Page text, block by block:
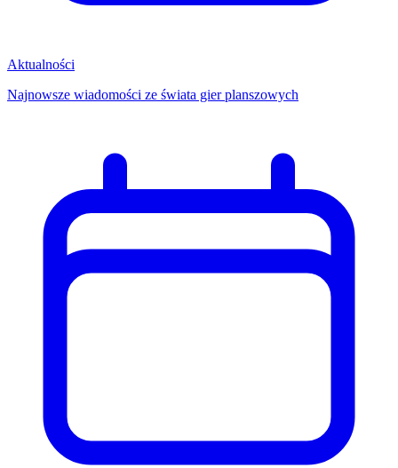
Aktualności
Najnowsze wiadomości ze świata gier planszowych